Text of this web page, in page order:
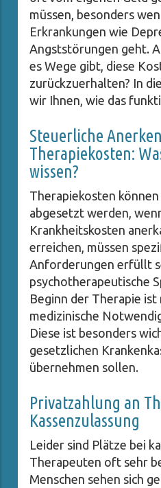
müssen, besonders
Erkrankungen wie
Angststörungen geht.
es Wege gibt, diese
zurückzuerhalten? In
wir Ihnen, wie das
Steuerliche
Therapiekosten:
wissen?
Therapiekosten
abgesetzt werden,
Krankheitskosten
erreichen, müssen
Anforderungen erfüllt
psychotherapeutische
Beginn der Therapie
medizinische
Diese ist besonders
gesetzlichen
übernehmen sollen.
Privatzahlung an
Kassenzulassung
Leider sind Plätze bei
Therapeuten oft sehr
Menschen sehen sich